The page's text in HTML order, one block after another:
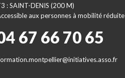
: SAINT-DENIS (200 M)
aux personnes à mobilité réduite
67 66 70 65